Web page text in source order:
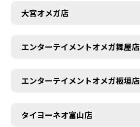
大宮オメガ店
エンターテイメントオメガ舞屋店
エンターテイメントオメガ板垣店
タイヨーネオ富山店